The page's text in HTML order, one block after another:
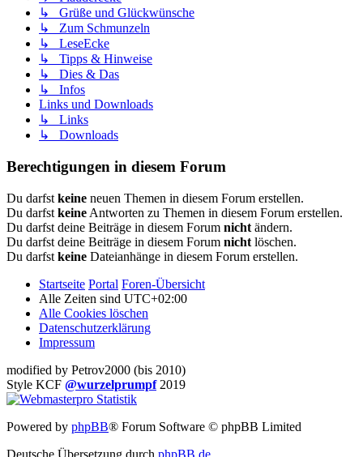
↳ Grüße und Glückwünsche
↳ Zum Schmunzeln
↳ LeseEcke
↳ Tipps & Hinweise
↳ Dies & Das
↳ Infos
Links und Downloads
↳ Links
↳ Downloads
Berechtigungen in diesem Forum
Du darfst keine neuen Themen in diesem Forum erstellen.
Du darfst keine Antworten zu Themen in diesem Forum erstellen.
Du darfst deine Beiträge in diesem Forum nicht ändern.
Du darfst deine Beiträge in diesem Forum nicht löschen.
Du darfst keine Dateianhänge in diesem Forum erstellen.
Startseite Portal Foren-Übersicht
Alle Zeiten sind UTC+02:00
Alle Cookies löschen
Datenschutzerklärung
Impressum
modified by Petrov2000 (bis 2010)
Style KCF @wurzelprumpf2019
Powered by phpBB® Forum Software © phpBB Limited
Deutsche Übersetzung durch phpBB.de